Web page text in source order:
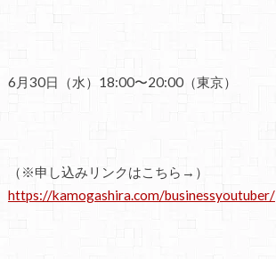
6月30日（水）18:00〜20:00（東京）
（※申し込みリンクはこちら→）
https://kamogashira.com/businessyoutuber/